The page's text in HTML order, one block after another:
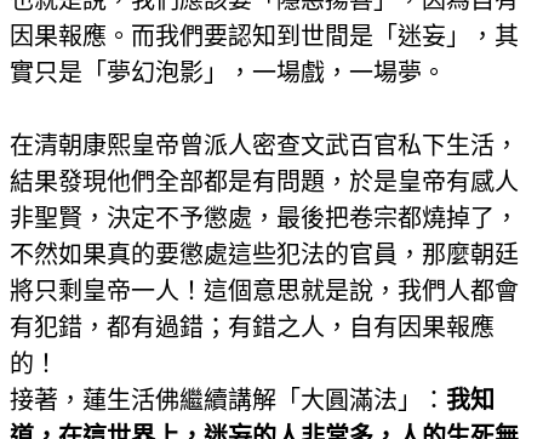
因果報應。而我們要認知到世間是「迷妄」，其
實只是「夢幻泡影」，一場戲，一場夢。
在清朝康熙皇帝曾派人密查文武百官私下生活，
結果發現他們全部都是有問題，於是皇帝有感人
非聖賢，決定不予懲處，最後把卷宗都燒掉了，
不然如果真的要懲處這些犯法的官員，那麼朝廷
將只剩皇帝一人！這個意思就是說，我們人都會
有犯錯，都有過錯；有錯之人，自有因果報應
的！
接著，蓮生活佛繼續講解「大圓滿法」： 我知